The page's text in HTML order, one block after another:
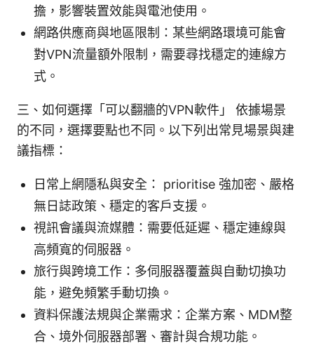
擔，影響裝置效能與電池使用。
網路供應商與地區限制：某些網路環境可能會
對VPN流量額外限制，需要尋找穩定的連線方
式。
三、如何選擇「可以翻牆的VPN軟件」 依據場景
的不同，選擇要點也不同。以下列出常見場景與建
議指標：
日常上網隱私與安全： prioritise 強加密、嚴格
無日誌政策、穩定的客戶支援。
視訊會議與流媒體：需要低延遲、穩定連線與
高頻寬的伺服器。
旅行與跨境工作：多伺服器覆蓋與自動切換功
能，避免頻繁手動切換。
資料保護法規與企業需求：企業方案、MDM整
合、境外伺服器部署、審計與合規功能。